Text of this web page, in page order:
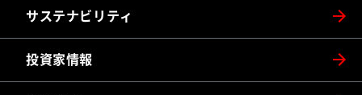
サステナビリティ
投資家情報